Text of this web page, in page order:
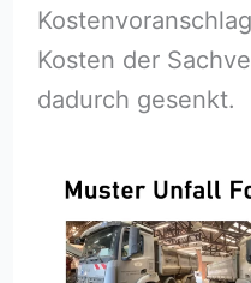
Kosten der
dadurch gesenkt.